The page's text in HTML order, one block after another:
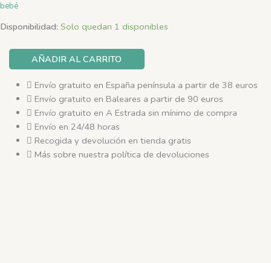
bebé
Disponibilidad: Solo quedan 1 disponibles
Pelota
con
sonidos
Lilliputiens
cantidad
AÑADIR AL CARRITO
Envío gratuito en España península a partir de 38 euros
Envío gratuito en Baleares a partir de 90 euros
Envío gratuito en A Estrada sin mínimo de compra
Envío en 24/48 horas
Recogida y devolución en tienda gratis
Más sobre nuestra política de devoluciones